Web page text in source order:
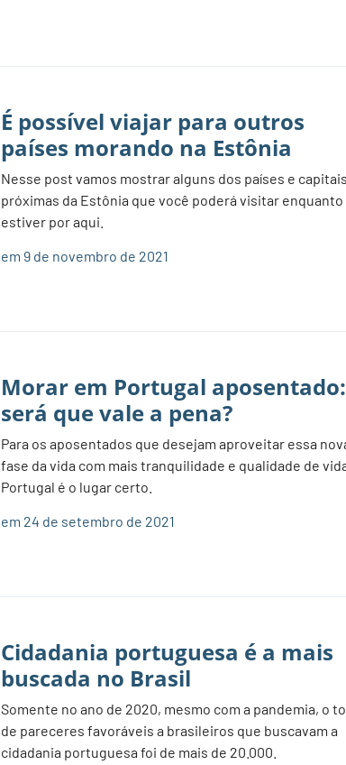
É possível viajar para outros
países morando na Estônia
Nesse post vamos mostrar alguns dos países e capitais
próximas da Estônia que você poderá visitar enquanto
estiver por aqui.
em 9 de novembro de 2021
Morar em Portugal aposentado:
será que vale a pena?
Para os aposentados que desejam aproveitar essa
fase da vida com mais tranquilidade e qualidade de
Portugal é o lugar certo.
em 24 de setembro de 2021
Cidadania portuguesa é a mais
buscada no Brasil
Somente no ano de 2020, mesmo com a pandemia, o
de pareceres favoráveis a brasileiros que buscavam a
cidadania portuguesa foi de mais de 20.000.